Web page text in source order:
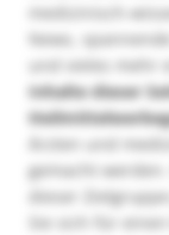
medizinisch-
News,
und vieles mehr
Inhalte dieser
Ärzten und
gemacht
dieser
Sie sich für